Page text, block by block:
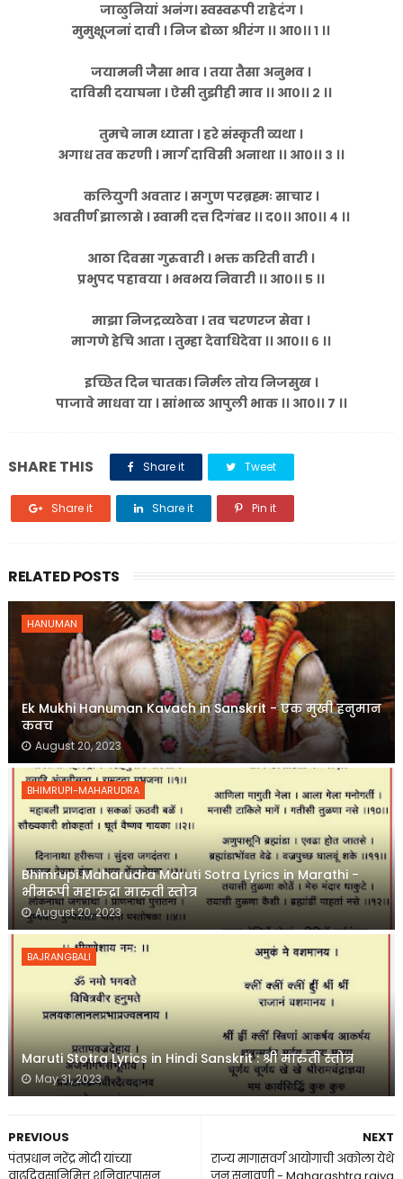
जाळुनियां अनंग। स्वस्वरूपी राहेदंग ।
मुमुक्षूजनां दावी । निज डोळा श्रीरंग ।। आ०।। १ ।।
जयामनी जैसा भाव । तया तैसा अनुभव ।
दाविसी दयाघना । ऐसी तुझीही माव ।। आ०।। २ ।।
तुमचे नाम ध्याता । हरे संस्कृती व्यथा ।
अगाध तव करणी । मार्ग दाविसी अनाथा ।। आ०।। ३ ।।
कलियुगी अवतार । सगुण परब्रह्मः साचार ।
अवतीर्ण झालासे । स्वामी दत्त दिगंबर ।। द०।। आ०।। ४ ।।
आठा दिवसा गुरुवारी । भक्त करिती वारी ।
प्रभुपद पहावया । भवभय निवारी ।। आ०।। ५ ।।
माझा निजद्रव्यठेवा । तव चरणरज सेवा ।
मागणे हेचि आता । तुम्हा देवाधिदेवा ।। आ०।। ६ ।।
इच्छित दिन चातक। निर्मल तोय निजसुख ।
पाजावे माधवा या । सांभाळ आपुली भाक ।। आ०।। ७ ।।
SHARE THIS Share it Tweet
Share it Share it Pin it
RELATED POSTS
HANUMAN
Ek Mukhi Hanuman Kavach in Sanskrit - एक मुखी हनुमान
कवच
August 20, 2023
BHIMRUPI-MAHARUDRA
Bhimrupi Maharudra Maruti Sotra Lyrics in Marathi -
भीमरूपी महारुद्रा मारुती स्तोत्र
August 20, 2023
BAJRANGBALI
Maruti Stotra Lyrics in Hindi Sanskrit : श्री मारुती स्तोत्र
May 31, 2023
NEXT
राज्य मागासवर्ग आयोगाची अकोला येथे
PREVIOUS
पंतप्रधान नरेंद्र मोदी यांच्या